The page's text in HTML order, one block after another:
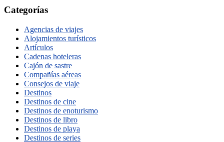
Categorías
Agencias de viajes
Alojamientos turísticos
Artículos
Cadenas hoteleras
Cajón de sastre
Compañías aéreas
Consejos de viaje
Destinos
Destinos de cine
Destinos de enoturismo
Destinos de libro
Destinos de playa
Destinos de series